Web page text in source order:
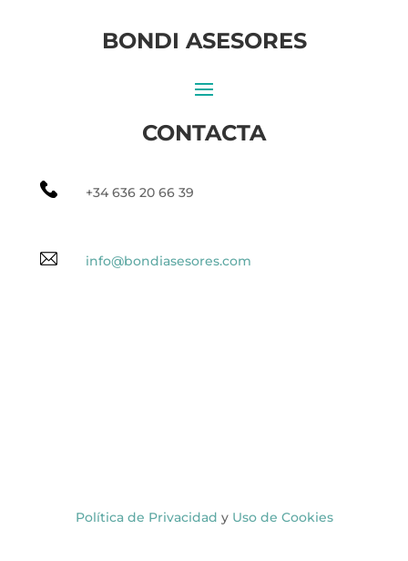
BONDI ASESORES
CONTACTA
+34 636 20 66 39
info@bondiasesores.com
Política de Privacidad y Uso de Cookies